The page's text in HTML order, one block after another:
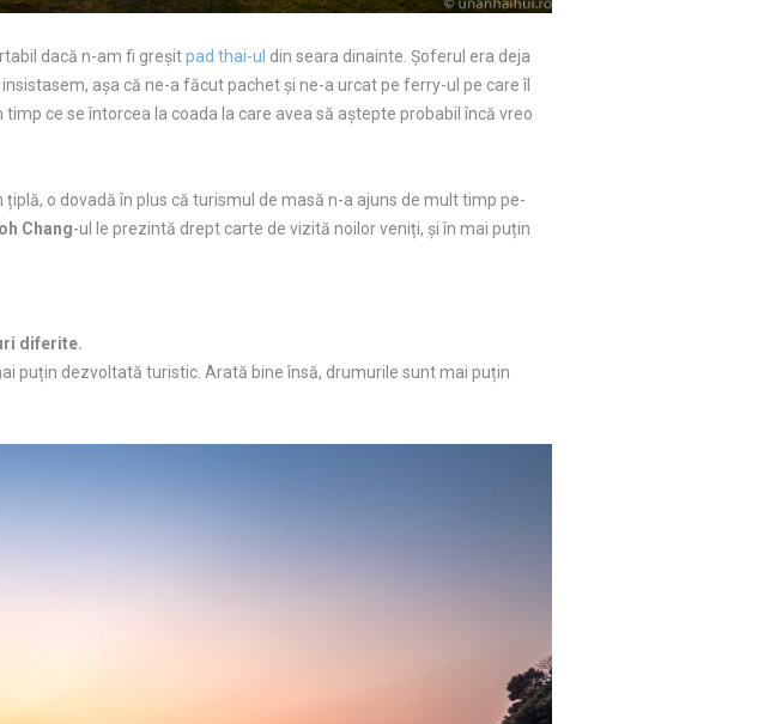
dacă n-am fi greșitpad thai-ul din seara dinainte. Șoferul era deja
așa că ne-a făcut pachet și ne-a urcat pe ferry-ul pe care îl
timp ce se întorcea la coada la care avea să aștepte probabil încă vreo
o dovadă în plus că turismul de masă n-a ajuns de mult timp pe-
Chang-ul le prezintă drept carte de vizită noilor veniți, și în mai puțin
diferite.
puțin dezvoltată turistic. Arată bine însă, drumurile sunt mai puțin